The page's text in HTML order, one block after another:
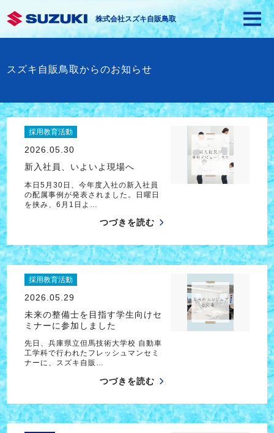
株式会社スズキ自販鳥取
スズキ自販鳥取からのお知らせ
採用教育活動
2026.05.30
新入社員、いよいよ現場へ
本日5月30日、今年度入社の新入社員
の配属事例が発表されました。日曜日
を挟み、6月1日よ…
つづきを読む
採用教育活動
2026.05.29
未来の整備士を目指す学生向けセ
ミナーに参加しました
先日、兵庫県立但馬技術大学校 自動車
工学科で行われたフレッシュマンセミ
ナーに、スズキ自販…
つづきを読む